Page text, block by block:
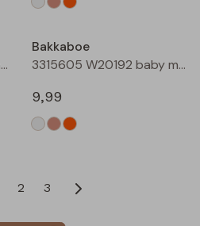
3315605 W20192 baby meisjes T-shirt lm Taupe
Bakkaboe
3315605 W20192 baby meisjes T-shirt lm Perzik
9,99
2 3